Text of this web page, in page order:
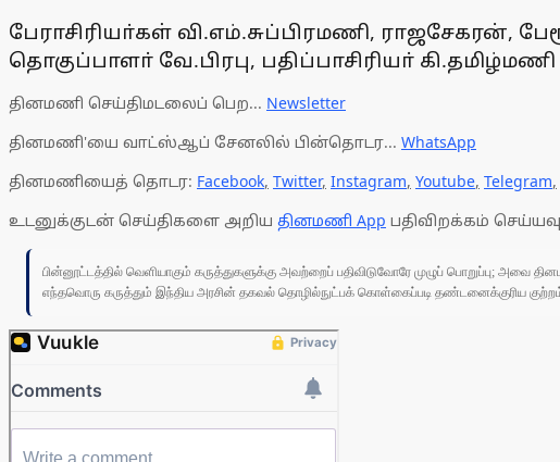
பேராசிரியா்கள் வி.எம்.சுப்பிரமணி, ராஜசேகரன்,
தொகுப்பாளா் வே.பிரபு, பதிப்பாசிரியா்
தினமணி செய்திமடலைப் பெற... Newsletter
தினமணி'யை வாட்ஸ்ஆப் சேனலில் பின்தொடர... WhatsApp
தினமணியைத் தொடர: Facebook, Twitter, Instagram, Youtube, Telegram,
உடனுக்குடன் செய்திகளை அறிய தினமணி App பதிவிறக்கம்
பின்னூட்டத்தில் வெளியாகும் கருத்துகளுக்கு அவற்றைப் பதிவிடுவோரே முழுப் பொறுப்பு; அவை
எந்தவொரு கருத்தும் இந்திய அரசின் தகவல் தொழில்நுட்பக் கொள்கைப்படி தண்டனைக்குரிய குற்றம்.